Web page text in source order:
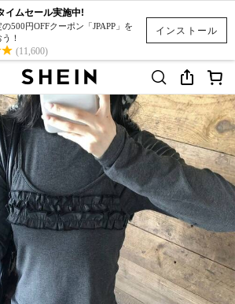
インストール
イムセール実施中!
500円OFFクーポン「JPAPP」を
！
(11,600)